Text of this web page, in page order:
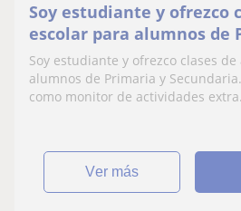
Soy estudiante y ofrezco
escolar para alumnos de
Secundaria. Tengo
monitor
Soy estudiante y ofrezco clases
alumnos de Primaria y
como monitor de actividades
ver más